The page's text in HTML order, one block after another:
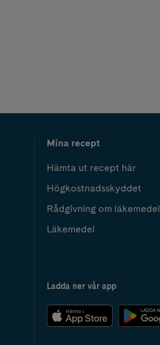
Mina recept
Hämta ut recept här
Högkostnadsskyddet
Rådgivning om läkemedel
Läkemedel
Ladda ner vår app